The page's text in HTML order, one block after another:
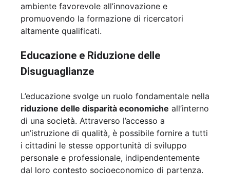
ambiente favorevole all’innovazione e
promuovendo la formazione di ricercatori
altamente qualificati.
Educazione e Riduzione delle
Disuguaglianze
L’educazione svolge un ruolo fondamentale nella
riduzione delle disparità economiche all’interno
di una società. Attraverso l’accesso a
un’istruzione di qualità, è possibile fornire a tutti
i cittadini le stesse opportunità di sviluppo
personale e professionale, indipendentemente
dal loro contesto socioeconomico di partenza.